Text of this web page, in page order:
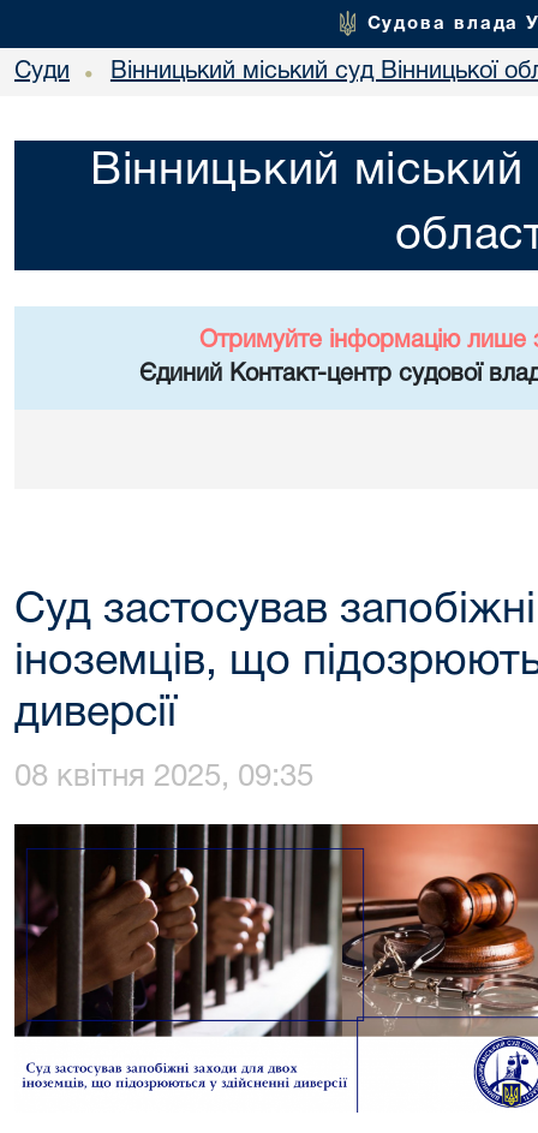
Судова влада
Суди • Вінницький міський суд Вінницької
Вінницький міський
Отримуйте інформацію лише
Єдиний Контакт-центр судової
Суд застосував
іноземців, що
диверсії
08 квітня 2025, 09:35